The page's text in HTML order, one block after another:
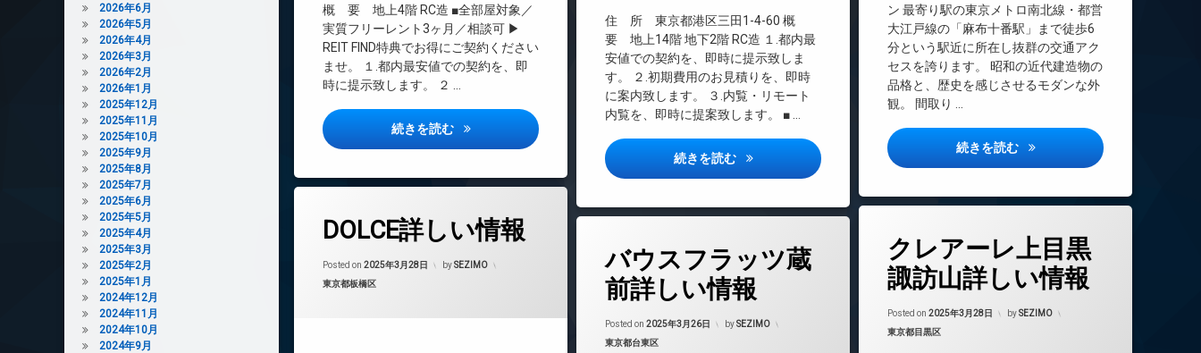
概 要 地上4階 RC造 ■全部屋対象／
実質フリーレント3ヶ月／相談可 ▶
REIT FIND特典でお得にご契約ください
ませ。 １.都内最安値での契約を、即
時に提示致します。 ２ …
続きを読む グランパセオ下北沢詳しい情報
エレベーター
オートロック
デザイナーズ
宅配ボックス
防犯カメラ
住 所 東京都港区三田1-4-60 概
要 地上14階 地下2階 RC造 １.都内最
安値での契約を、即時に提示致しま
す。 ２.初期費用のお見積りを、即時
に案内致します。 ３.内覧・リモート
内覧を、即時に提案致します。 ■ …
続きを読む 三田ガーデンヒルズ 室内写真詳しい情報
ゲストルーム
ゴルフレンジ
コンシェルジュ
シアタールーム
スパ
デザイナーズ
トランクルーム
プール
ペット足洗い場
ラウンジ
ン 最寄り駅の東京メトロ南北線・都営
大江戸線の「麻布十番駅」まで徒歩6
分という駅近に所在し抜群の交通アク
セスを誇ります。 昭和の近代建造物の
品格と、歴史を感じさせるモダンな外
観。 間取り …
続きを読む 三田ガーデンヒルズ詳しい情報
オートロック
ゲストルーム
ゴルフレンジ
コンシェルジュ
シアタールーム
デザイナーズ
トランクルーム
バイク置き場
フィットネス
ペット足洗い場
ラウンジ
内廊下
分譲賃貸
DOLCE詳しい情報
Posted on 2025年3月28日 bySEZIMO
カテゴリー:
東京都板橋区
クレアーレ上目黒
諏訪山詳しい情報
Posted on 2025年3月28日 bySEZIMO
カテゴリー:
東京都目黒区
24時間管理
CATV
バウスフラッツ蔵
前詳しい情報
Posted on 2025年3月26日 bySEZIMO
カテゴリー:
東京都台東区
24時間管理
CATV
2026年6月
2026年5月
2026年4月
2026年3月
2026年2月
2026年1月
2025年12月
2025年11月
2025年10月
2025年9月
2025年8月
2025年7月
2025年6月
2025年5月
2025年4月
2025年3月
2025年2月
2025年1月
2024年12月
2024年11月
2024年10月
2024年9月